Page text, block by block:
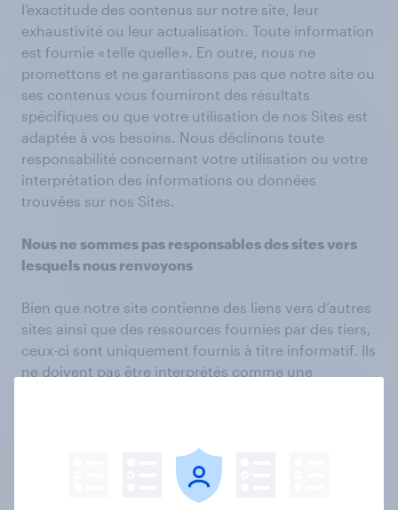
l’exactitude des contenus sur notre site, leur
exhaustivité ou leur actualisation. Toute information
est fournie « telle quelle ». En outre, nous ne
promettons et ne garantissons pas que notre site ou
ses contenus vous fourniront des résultats
spécifiques ou que votre utilisation de nos Sites est
adaptée à vos besoins. Nous déclinons toute
responsabilité concernant votre utilisation ou votre
interprétation des informations ou données
trouvées sur nos Sites.
Nous ne sommes pas responsables des sites vers
lesquels nous renvoyons
Bien que notre site contienne des liens vers d’autres
sites ainsi que des ressources fournies par des tiers,
ceux-ci sont uniquement fournis à titre informatif. Ils
ne doivent pas être interprétés comme une
sites ou ressources vers lesquels nous renvoyons et
l’utilisation que vous en faites relève de votre entière